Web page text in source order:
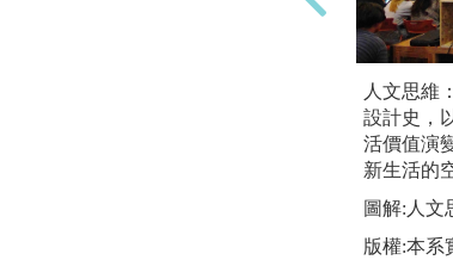
人文思維
設計史，
活價值演
新生活的
圖解:人文
版權:本系